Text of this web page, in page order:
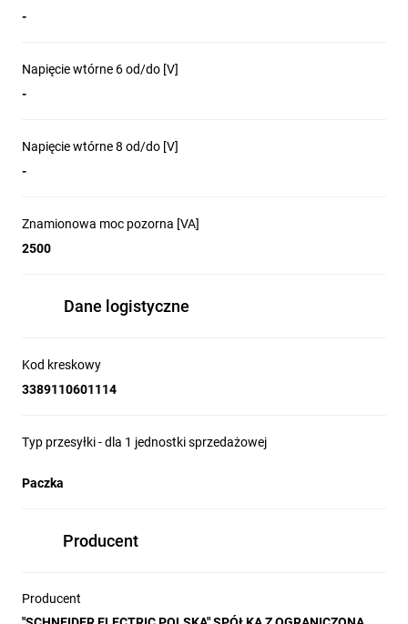
-
Napięcie wtórne 6 od/do [V]
-
Napięcie wtórne 8 od/do [V]
-
Znamionowa moc pozorna [VA]
2500
Dane logistyczne
Kod kreskowy
3389110601114
Typ przesyłki - dla 1 jednostki sprzedażowej
Paczka
Producent
Producent